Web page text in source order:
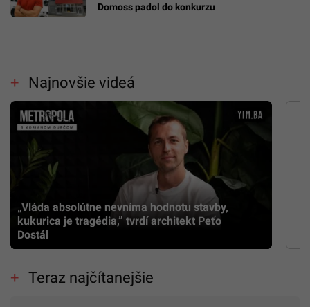
Domoss padol do konkurzu
Najnovšie videá
„Vláda absolútne nevníma hodnotu stavby,
kukurica je tragédia,” tvrdí architekt Peťo
Dostál
Teraz najčítanejšie